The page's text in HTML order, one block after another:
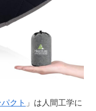
クト 」は人間工学に